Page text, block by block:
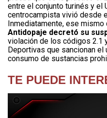
entre el conjunto turinés y el
centrocampista vivió desde
Inmediatamente, ese mismo
Antidopaje decretó su
violación de los códigos 2.1
Deportivas que sancionan
consumo de sustancias
TE PUEDE